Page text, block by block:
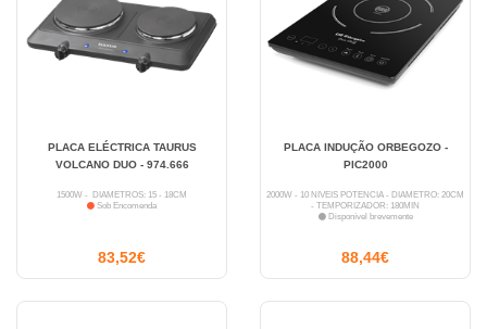
PLACA ELÉCTRICA TAURUS
VOLCANO DUO - 974.666
1500W - DIÂMETROS: 15 - 18CM
Sob Encomenda
83,52€
PLACA INDUÇÃO ORBEGOZO -
PIC2000
2000W - 10 NÍVEIS POTÊNCIA - DIÂMETRO: 20CM
- TEMPORIZADOR: 180MIN
Disponível brevemente
88,44€